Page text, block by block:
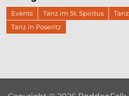
Events Tanz im St. Spiritus
Tanz in Poseritz